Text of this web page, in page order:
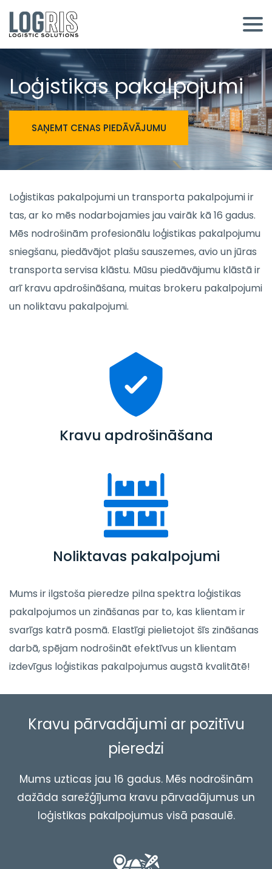
Loģistikas pakalpojumi
SAŅEMT CENAS PIEDĀVĀJUMU
Loģistikas pakalpojumi un transporta pakalpojumi ir
tas, ar ko mēs nodarbojamies jau vairāk kā 16 gadus.
Mēs nodrošinām profesionālu loģistikas pakalpojumu
sniegšanu, piedāvājot plašu sauszemes, avio un jūras
transporta servisa klāstu. Mūsu piedāvājumu klāstā ir
arī kravu apdrošināšana, muitas brokeru pakalpojumi
un noliktavu pakalpojumi.
Kravu apdrošināšana
Noliktavas pakalpojumi
Mums ir ilgstoša pieredze pilna spektra loģistikas
pakalpojumos un zināšanas par to, kas klientam ir
svarīgs katrā posmā. Elastīgi pielietojot šīs zināšanas
darbā, spējam nodrošināt efektīvus un klientam
izdevīgus loģistikas pakalpojumus augstā kvalitātē!
Kravu pārvadājumi ar pozitīvu
pieredzi
Mums uzticas jau 16 gadus. Mēs nodrošinām
dažāda sarežģījuma kravu pārvadājumus un
loģistikas pakalpojumus visā pasaulē.